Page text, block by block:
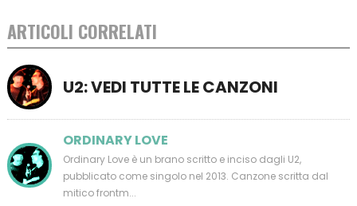
ARTICOLI CORRELATI
U2: VEDI TUTTE LE CANZONI
ORDINARY LOVE
Ordinary Love è un brano scritto e inciso dagli U2,
pubblicato come singolo nel 2013. Canzone scritta dal
mitico frontm...